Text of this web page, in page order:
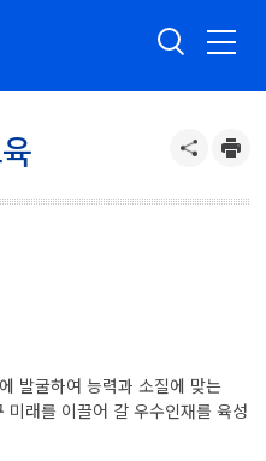
발굴하여 능력과 소질에 맞는
미래를 이끌어 갈 우수인재를 육성